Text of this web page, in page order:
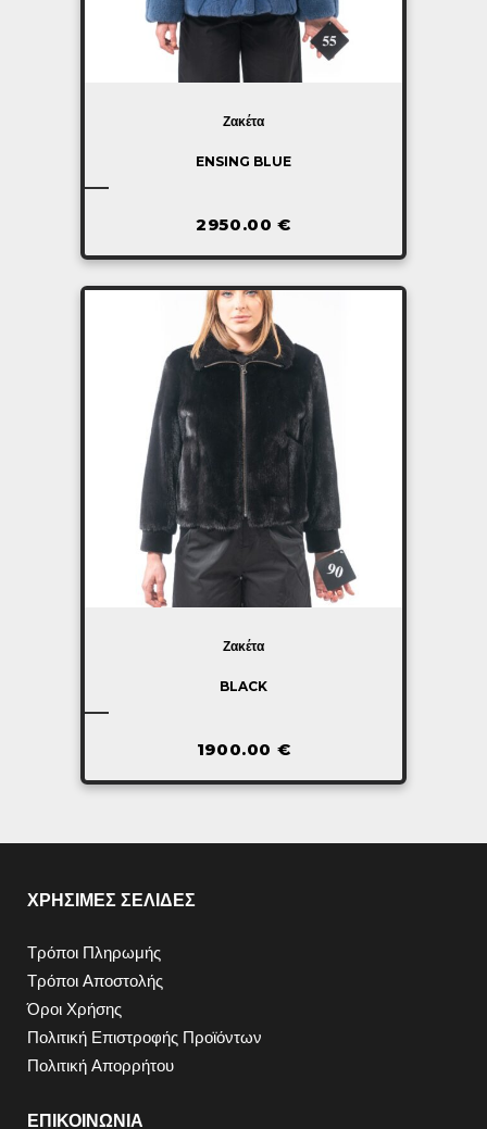
Ζακέτα
ENSING BLUE
2950.00€
Ζακέτα
BLACK
1900.00 €
ΧΡΗΣΙΜΕΣ ΣΕΛΙΔΕΣ
Τρόποι Πληρωμής
Τρόποι Αποστολής
Όροι Χρήσης
Πολιτική Επιστροφής Προϊόντων
Πολιτική Απορρήτου
ΕΠΙΚΟΙΝΩΝΙΑ